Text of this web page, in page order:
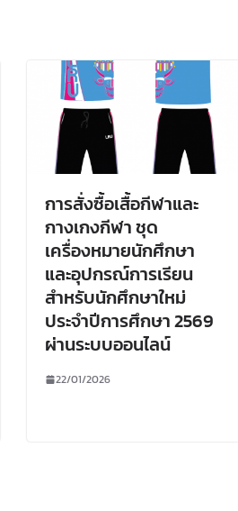
การสั่งซื้อเสื้อกีฬาและ
กางเกงกีฬา ชุด
เครื่องหมายนักศึกษา
และอุปกรณ์การเรียน
สำหรับนักศึกษาใหม่
ประจำปีการศึกษา 2569
ผ่านระบบออนไลน์
22/01/2026